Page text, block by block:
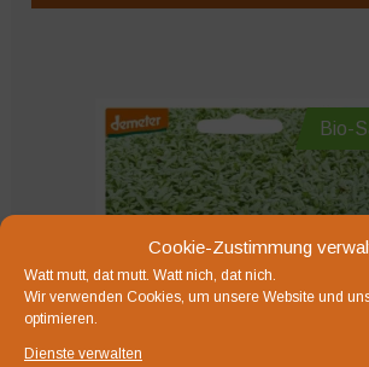
Cookie-Zustimmung
Watt mutt, dat mutt. Watt nich, dat nich.
Wir verwenden Cookies, um unsere Website und
optimieren.
Dienste verwalten
Bio-